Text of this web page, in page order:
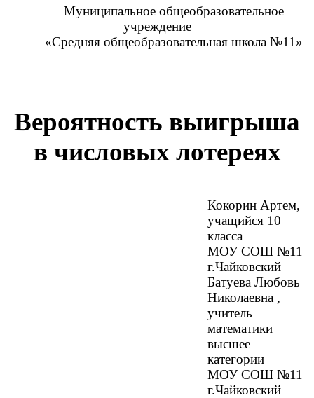
Муниципальное общеобразовательное
учреждение
«Средняя общеобразовательная школа №11»
Вероятность выигрыша
в числовых лотереях
Кокорин Артем,
учащийся 10
класса
МОУ СОШ №11
г.Чайковский
Батуева Любовь
Николаевна ,
учитель
математики
высшее
категории
МОУ СОШ №11
г.Чайковский